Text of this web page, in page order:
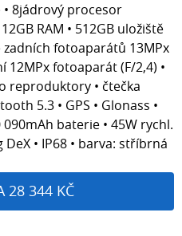
• 8jádrový procesor
RAM • 512GB uložiště
zadních fotoaparátů 13MPx
12MPx fotoaparát (F/2,4) •
reproduktory • čtečka
5.3 • GPS • Glonass •
090mAh baterie • 45W rychl.
• IP68 • barva: stříbrná
28 344 KČ